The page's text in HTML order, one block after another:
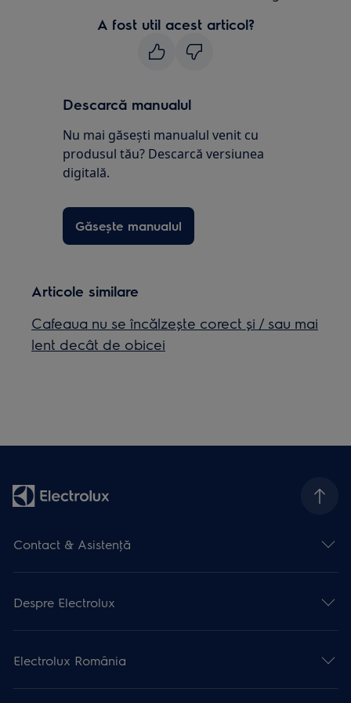
A fost util acest articol?
Descarcă manualul
Nu mai găsești manualul venit cu
produsul tău? Descarcă versiunea
digitală.
Găsește manualul
Articole similare
Cafeaua nu se încălzește corect și / sau mai
lent decât de obicei
Contact & Asistenţă
Despre Electrolux
Electrolux România